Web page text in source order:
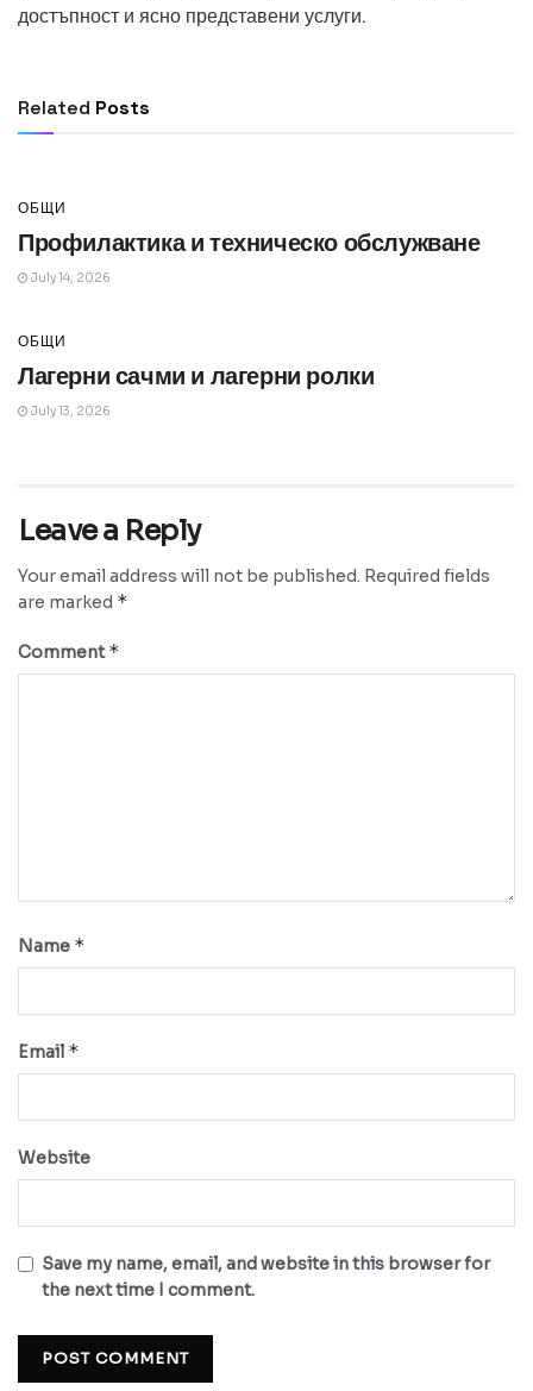
достъпност и ясно представени услуги.
Related Posts
ОБЩИ
ОБЩИ
Профилактика и техническо обслужване
July 14, 2026
ОБЩИ
Лагерни сачми и лагерни ролки
July 13, 2026
Leave a Reply
Your email address will not be published. Required fields
are marked *
Comment*
Name *
Email *
Website
Save my name, email, and website in this browser for
the next time I comment.